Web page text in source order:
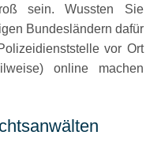
sein. Wussten Sie
Bundesländern dafür
vor Ort
online machen